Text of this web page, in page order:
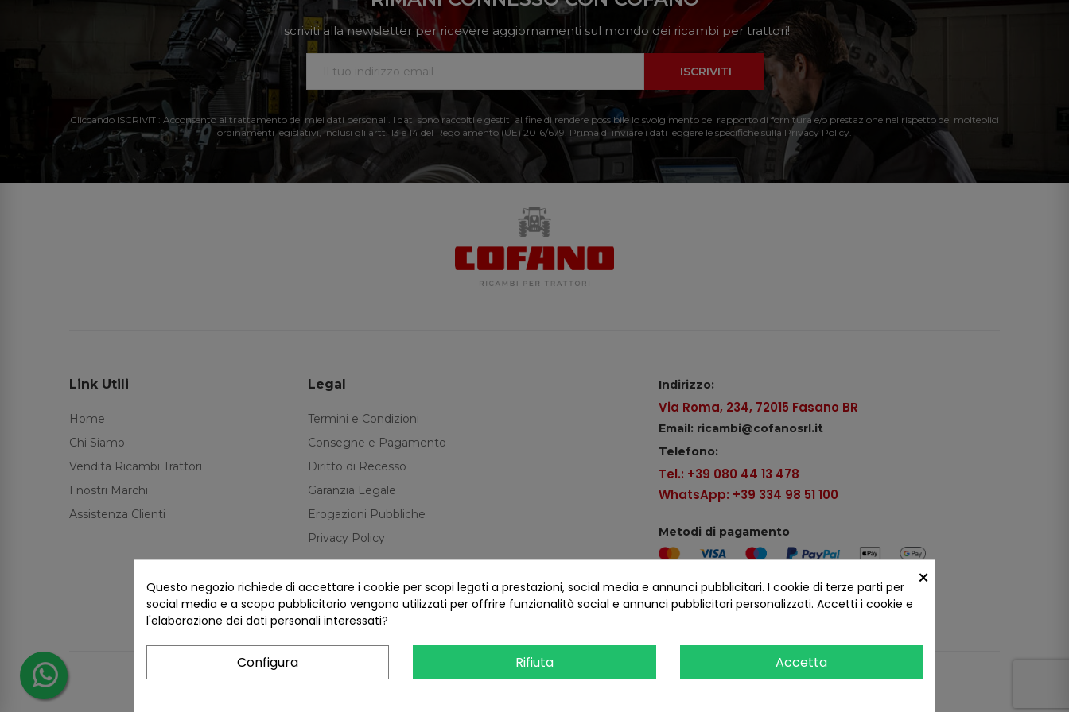
Iscriviti alla newsletter per ricevere aggiornamenti sul mondo dei ricambi per trattori!
ISCRIVITI
Cliccando ISCRIVITI: Acconsento al trattamento dei miei dati personali. I dati sono raccolti e gestiti al fine di rendere possibile lo svolgimento del rapporto di fornitura e/o prestazione nel rispetto dei molteplici
ordinamenti legislativi, inclusi gli artt. 13 e 14 del Regolamento (UE) 2016/679. Prima di inviare i dati leggere le specifiche sulla Privacy Policy.
Link Utili
Home
Chi Siamo
Vendita Ricambi Trattori
I nostri Marchi
Assistenza Clienti
Legal
Termini e Condizioni
Consegne e Pagamento
Diritto di Recesso
Garanzia Legale
Erogazioni Pubbliche
Privacy Policy
Indirizzo:
Via Roma, 234, 72015 Fasano BR
Email: ricambi@cofanosrl.it
Telefono:
Tel.: +39 080 44 13 478
WhatsApp: +39 334 98 51 100
Metodi di pagamento
Seguici sui social
COFANO S.R.L. - P.IVA 01254650748 - TUTTI I DIRITTI RISERVATI
×
Questo negozio richiede di accettare i cookie per scopi legati a prestazioni, social media e annunci pubblicitari. I cookie di terze parti per
social media e a scopo pubblicitario vengono utilizzati per offrire funzionalità social e annunci pubblicitari personalizzati. Accetti i cookie e
l'elaborazione dei dati personali interessati?
Configura Rifiuta Accetta